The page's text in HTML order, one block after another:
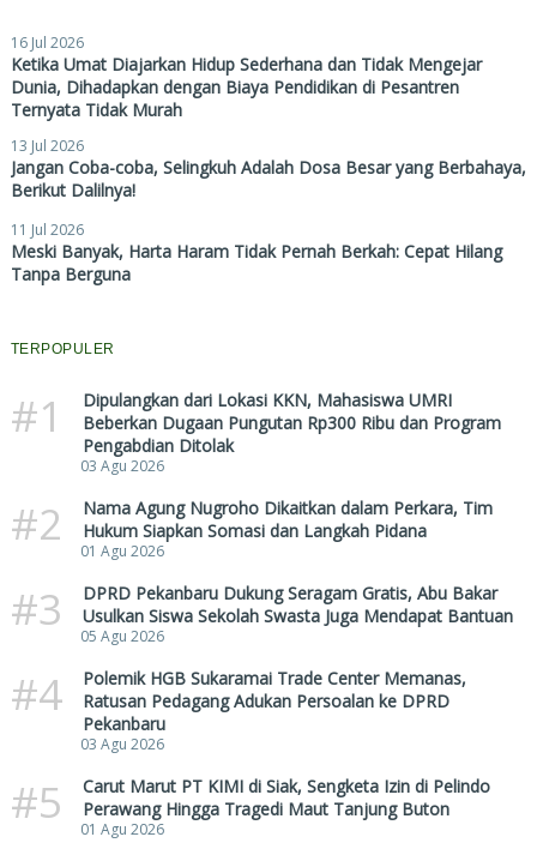
16 Jul 2026
Ketika Umat Diajarkan Hidup Sederhana dan Tidak Mengejar
Dunia, Dihadapkan dengan Biaya Pendidikan di Pesantren
Ternyata Tidak Murah
13 Jul 2026
Jangan Coba-coba, Selingkuh Adalah Dosa Besar yang Berbahaya,
Berikut Dalilnya!
11 Jul 2026
Meski Banyak, Harta Haram Tidak Pernah Berkah: Cepat Hilang
Tanpa Berguna
TERPOPULER
#1
Dipulangkan dari Lokasi KKN, Mahasiswa UMRI
Beberkan Dugaan Pungutan Rp300 Ribu dan Program
Pengabdian Ditolak
03 Agu 2026
#2
Nama Agung Nugroho Dikaitkan dalam Perkara, Tim
Hukum Siapkan Somasi dan Langkah Pidana
01 Agu 2026
#3
DPRD Pekanbaru Dukung Seragam Gratis, Abu Bakar
Usulkan Siswa Sekolah Swasta Juga Mendapat Bantuan
05 Agu 2026
#4
Polemik HGB Sukaramai Trade Center Memanas,
Ratusan Pedagang Adukan Persoalan ke DPRD
Pekanbaru
03 Agu 2026
#5
Carut Marut PT KIMI di Siak, Sengketa Izin di Pelindo
Perawang Hingga Tragedi Maut Tanjung Buton
01 Agu 2026